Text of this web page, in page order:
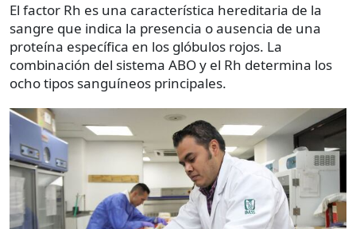
El factor Rh es una característica hereditaria de la
sangre que indica la presencia o ausencia de una
proteína específica en los glóbulos rojos. La
combinación del sistema ABO y el Rh determina los
ocho tipos sanguíneos principales.